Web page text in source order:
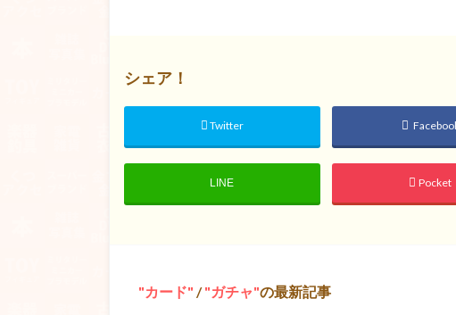
シェア！
Twitter
LINE Pocket
カード / ガチャ の最新記事